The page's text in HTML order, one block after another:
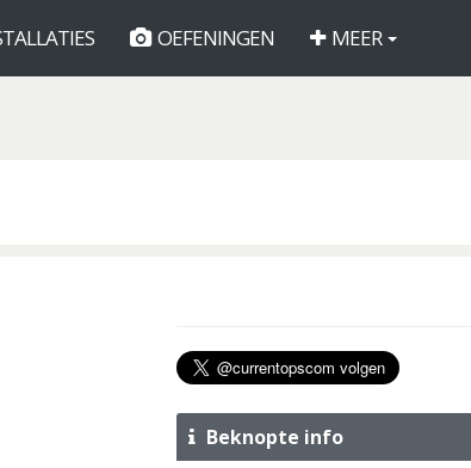
OEFENINGEN MEER
Beknopte info